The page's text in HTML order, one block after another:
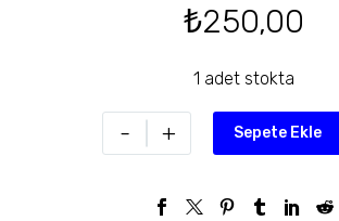
₺250,00
1 adet stokta
- + Sepete Ekle